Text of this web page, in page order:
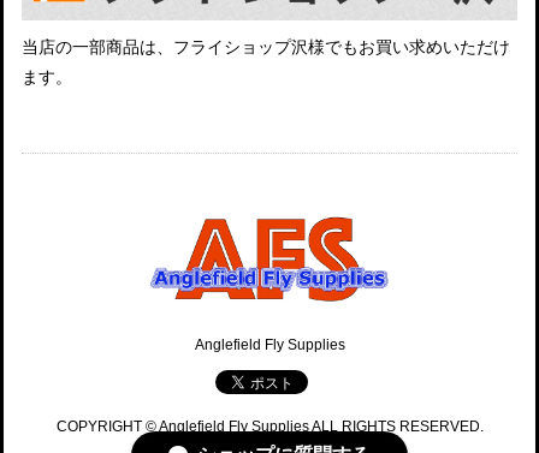
当店の一部商品は、フライショップ沢様でもお買い求めいただけ
ます。
Anglefield Fly Supplies
COPYRIGHT © Anglefield Fly Supplies ALL RIGHTS RESERVED.